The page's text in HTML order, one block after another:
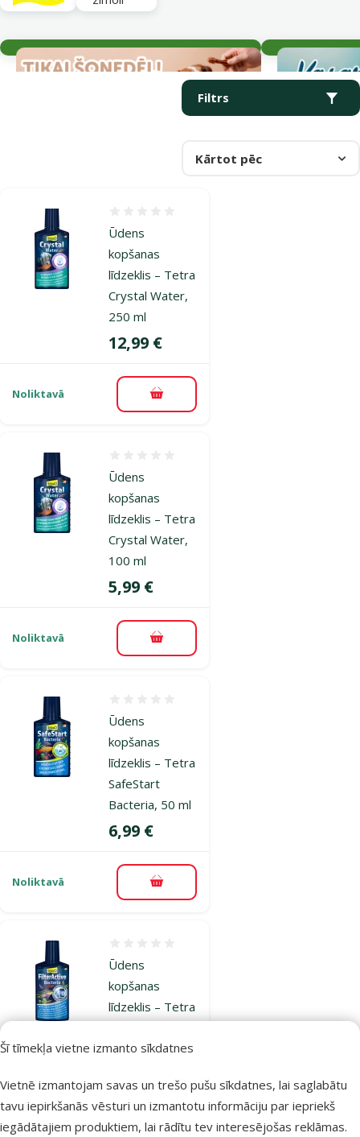
Šī tīmekļa vietne izmanto sīkdatnes
Vietnē izmantojam savas un trešo pušu sīkdatnes, lai saglabātu
tavu iepirkšanās vēsturi un izmantotu informāciju par iepriekš
iegādātajiem produktiem, lai rādītu tev interesējošas reklāmas.
Filtrs
Kārtot pēc
Produkti kategorijā Ķīmija ūdens attīrīšanai
Ūdens
kopšanas
līdzeklis – Tetra
Crystal Water,
250 ml
Cena
12,99 €
Noliktavā Pievienot grozam
Ūdens
kopšanas
līdzeklis – Tetra
Crystal Water,
100 ml
Cena
5,99 €
Noliktavā Pievienot grozam
Ūdens
kopšanas
līdzeklis – Tetra
SafeStart
Bacteria, 50 ml
Cena
6,99 €
Noliktavā Pievienot grozam
Ūdens
kopšanas
līdzeklis – Tetra
100 ml
Noliktavā Pievienot grozam